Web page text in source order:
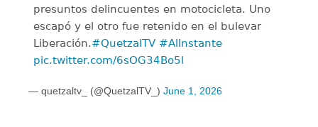
presuntos delincuentes en motocicleta. Uno
escapó y el otro fue retenido en el bulevar
Liberación.#QuetzalTV #AlInstante
pic.twitter.com/6sOG34Bo5l
— quetzaltv_ (@QuetzalTV_) June 1, 2026